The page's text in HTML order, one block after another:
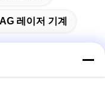
레이저 기계